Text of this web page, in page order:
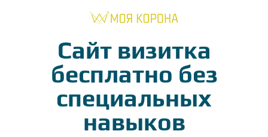
Сайт визитка
бесплатно без
специальных
навыков